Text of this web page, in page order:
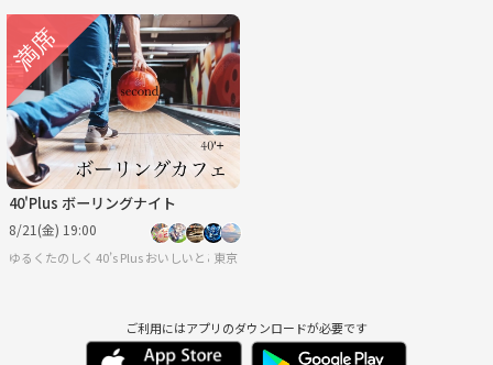
40'Plus ボーリングナイト
8/21(金) 19:00
ゆるくたのしく 40’s Plus おいしいとここちよい時間を
東京
ご利用にはアプリのダウンロードが必要です